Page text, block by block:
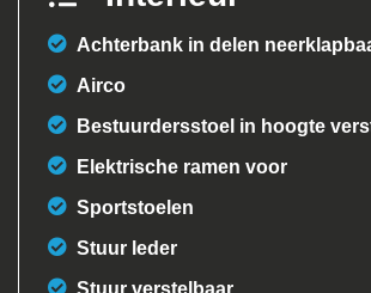
Achterbank in delen
Airco
Bestuurdersstoel in hoogte
Elektrische ramen voor
Sportstoelen
Stuur leder
Stuur verstelbaar